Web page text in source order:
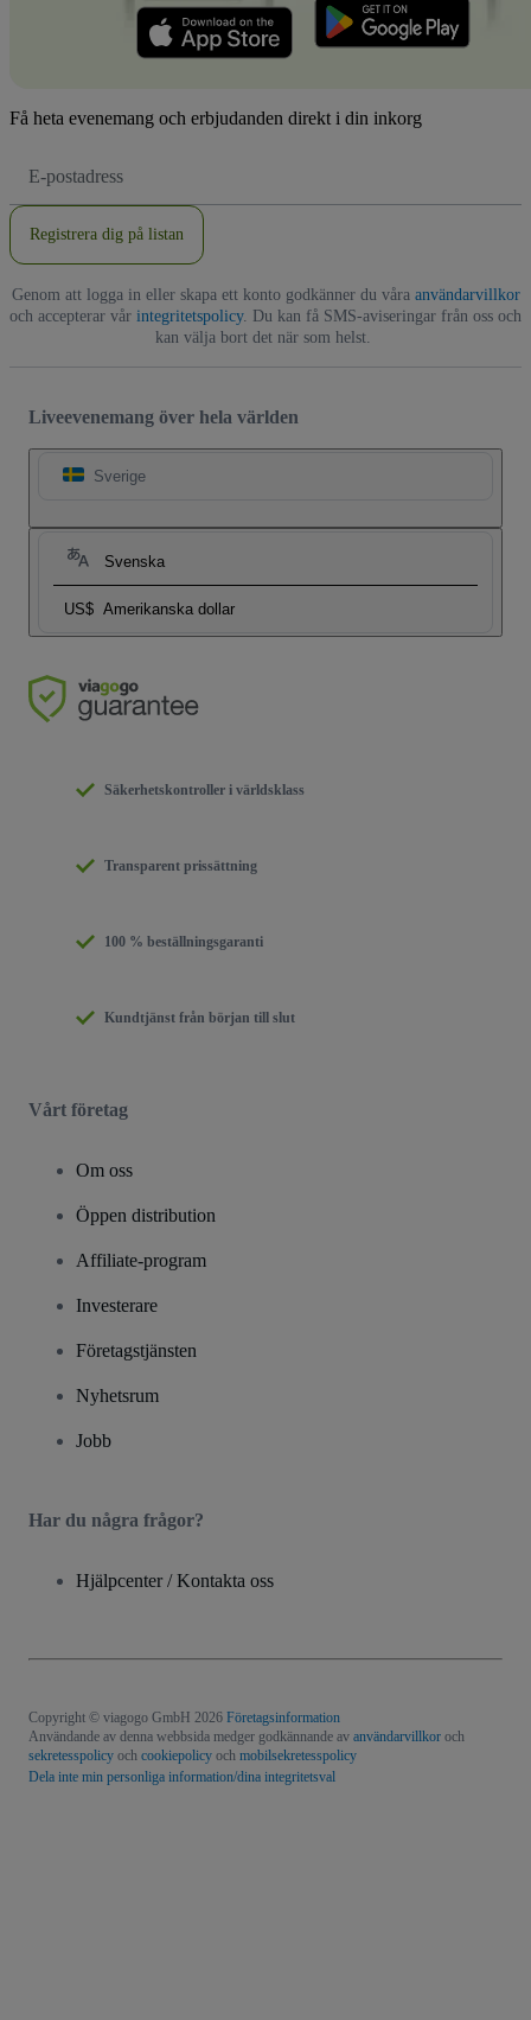
Få heta evenemang och erbjudanden direkt i din inkorg
postadress
Registrera dig på listan
Genom att logga in eller skapa ett konto godkänner du våra användarvillkor
och accepterar vår integritetspolicy. Du kan få SMS-aviseringar från oss och
kan välja bort det när som helst.
Liveevenemang över hela världen
Sverige
Svenska
US$ Amerikanska dollar
Säkerhetskontroller i världsklass
Transparent prissättning
100 % beställningsgaranti
Kundtjänst från början till slut
Vårt företag
Om oss
Öppen distribution
Affiliate-program
Investerare
Företagstjänsten
Nyhetsrum
Jobb
Har du några frågor?
Hjälpcenter / Kontakta oss
Copyright © viagogo GmbH 2026 Företagsinformation
Användande av denna webbsida medger godkännande av användarvillkor och
sekretesspolicy och cookiepolicy och mobilsekretesspolicy
Dela inte min personliga information/dina integritetsval